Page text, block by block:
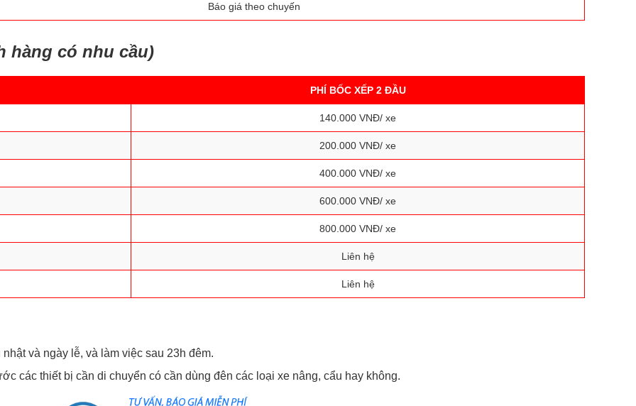
Báo giá theo chuyến
hàng có nhu cầu)
PHÍ BỐC XẾP 2 ĐẦU
140.000 VNĐ/ xe
200.000 VNĐ/ xe
400.000 VNĐ/ xe
600.000 VNĐ/ xe
800.000 VNĐ/ xe
Liên hệ
Liên hệ
và ngày lễ, và làm việc sau 23h đêm.
các thiết bị cần di chuyển có cần dùng đên các loại xe nâng, cẩu hay không.